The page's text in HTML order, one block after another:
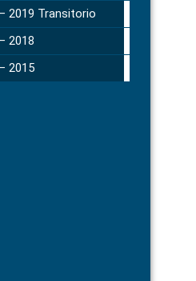
2019 Transitorio
2018
2015